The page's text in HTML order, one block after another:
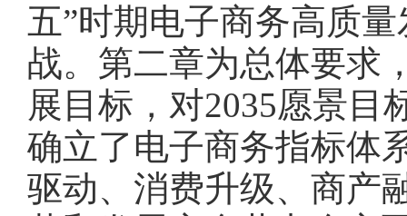
五”时期电子商务高质
战。第二章为总体要求
展目标，对2035愿景目
确立了电子商务指标体
驱动、消费升级、商产